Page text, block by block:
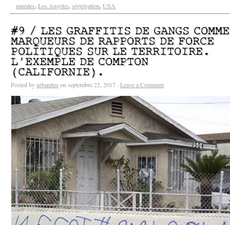
murales, Los Angeles, ségrégation, USA
#9 / LES GRAFFITIS DE GANGS COMME
MARQUEURS DE RAPPORTS DE FORCE
POLITIQUES SUR LE TERRITOIRE.
L’EXEMPLE DE COMPTON
(CALIFORNIE).
Posted byurbanites on septembre 22, 2017 · Leave a Comment